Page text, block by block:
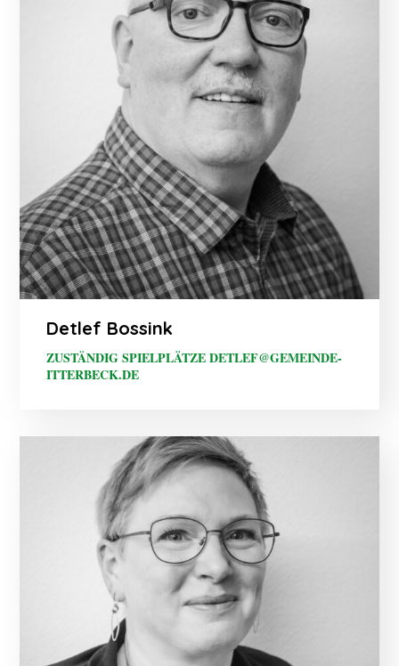
Detlef Bossink
ZUSTÄNDIG SPIELPLÄTZE DETLEF@GEMEINDE-
ITTERBECK.DE